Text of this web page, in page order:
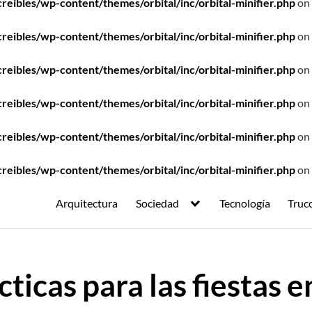
wp-content/themes/orbital/inc/orbital-minifier.php
wp-content/themes/orbital/inc/orbital-minifier.php
wp-content/themes/orbital/inc/orbital-minifier.php
wp-content/themes/orbital/inc/orbital-minifier.php
wp-content/themes/orbital/inc/orbital-minifier.php
Arquitectura Sociedad Tecnología
para las fiestas